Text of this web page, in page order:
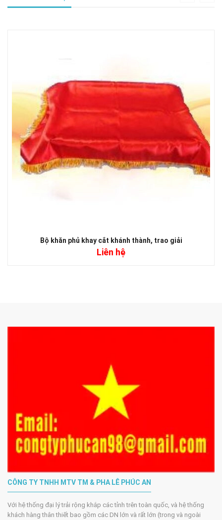
Bộ khăn phủ khay cắt khánh thành, trao giải
Liên hệ
CÔNG TY TNHH MTV TM & PHA LÊ PHÚC AN
Với hệ thống đại lý trải rộng khắp các tỉnh trên toàn quốc, và hệ thống
khách hàng thân thiết bao gồm các DN lớn và rất lớn (trong và ngoài